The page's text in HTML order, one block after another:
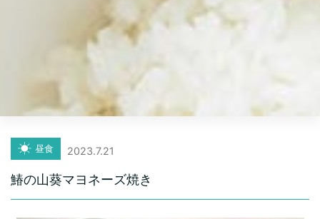
昼食 2023.7.21
鰆の山葵マヨネーズ焼き